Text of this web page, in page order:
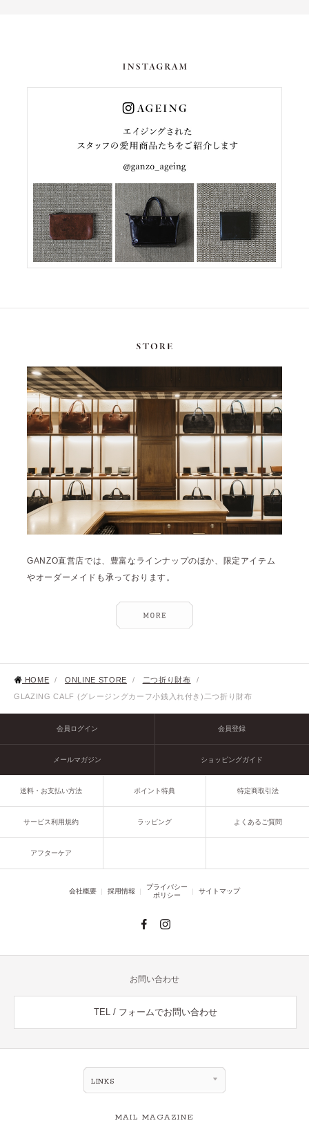
GANZO直営店では、豊富なラインナップのほか、限定アイテム
やオーダーメイドも承っております。
HOME / ONLINE STORE / 二つ折り財布
/
GLAZING CALF (グレージングカーフ小銭入れ付き)二つ折り財布
会員ログイン 会員登録
メールマガジン ショッピングガイド
送料・お支払い方法 ポイント特典 特定商取引法
サービス利用規約 ラッピング よくあるご質問
アフターケア
会社概要 採用情報
プライバシー
ポリシー
サイトマップ
お問い合わせ
TEL / フォームでお問い合わせ
LINKS
MAIL MAGAZINE